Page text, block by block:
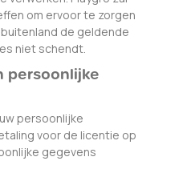
om ervoor te zorgen
de geldende
niet schendt.
persoonlijke
persoonlijke
voor de licentie op
gegevens